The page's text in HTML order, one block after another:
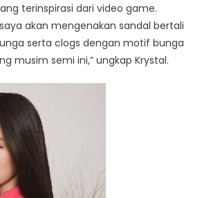
terinspirasi dari video game.
akan mengenakan sandal bertali
serta clogs dengan motif bunga
musim semi ini,” ungkap Krystal.